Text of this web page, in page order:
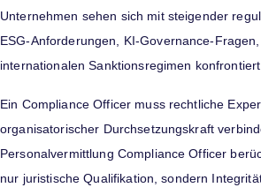
Unternehmen sehen sich mit steigender
ESG-Anforderungen, KI-Governance-
internationalen Sanktionsregimen
Ein Compliance Officer muss rechtliche
organisatorischer Durchsetzungskraft
Personalvermittlung Compliance Officer
nur juristische Qualifikation, sondern